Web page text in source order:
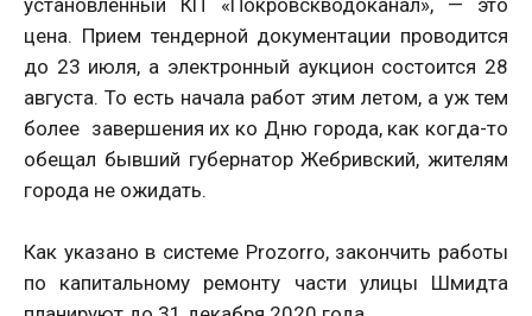
установленный КП «Покровскводоканал», — это
цена. Прием тендерной документации проводится
до 23 июля, а электронный аукцион состоится 28
августа. То есть начала работ этим летом, а уж тем
более завершения их ко Дню города, как когда-то
обещал бывший губернатор Жебривский, жителям
города не ожидать.
Как указано в системе Prozorro, закончить работы
по капитальному ремонту части улицы Шмидта